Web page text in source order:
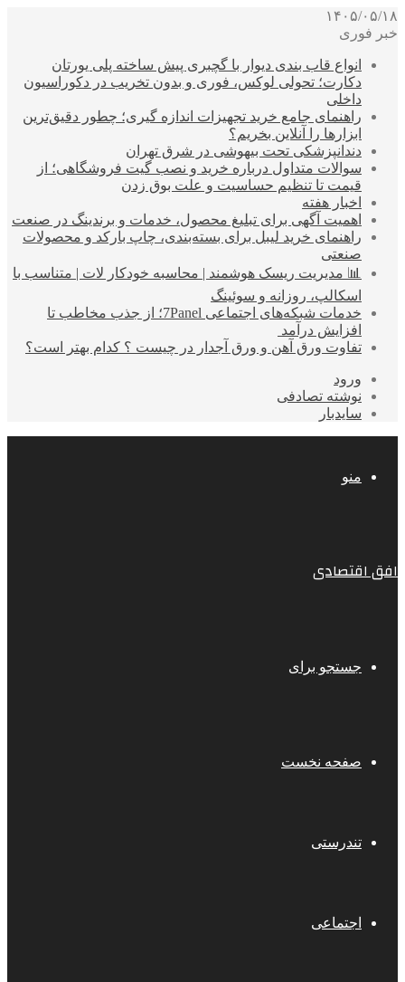
۱۴۰۵/۰۵/۱۸
خبر فوری
انواع قاب بندی دیوار با گچبری پیش ساخته پلی یورتان
دکارت؛ تحولی لوکس، فوری و بدون تخریب در دکوراسیون
داخلی
راهنمای جامع خرید تجهیزات اندازه گیری؛ چطور دقیق‌ترین
ابزارها را آنلاین بخریم؟
دندانپزشکی تحت بیهوشی در شرق تهران
سوالات متداول درباره خرید و نصب گیت فروشگاهی؛ از
قیمت تا تنظیم حساسیت و علت بوق زدن
اخبار هفته
اهمیت آگهی برای تبلیغ محصول، خدمات و برندینگ در صنعت
راهنمای خرید لیبل برای بسته‌بندی، چاپ بارکد و محصولات
صنعتی
📊 مدیریت ریسک هوشمند | محاسبه خودکار لات | متناسب با
اسکالپ، روزانه و سوئینگ
خدمات شبکه‌های اجتماعی 7Panel؛ از جذب مخاطب تا
افزایش درآمد
تفاوت ورق آهن و ورق آجدار در چیست ؟ کدام بهتر است؟
ورود
نوشته تصادفی
سایدبار
منو
افق اقتصادی
جستجو برای
صفحه نخست
تندرستی
اجتماعی